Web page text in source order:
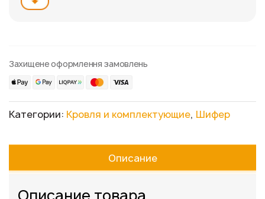
Захищене оформлення замовлень
Категории: Кровля и комплектующие, Шифер
Описание